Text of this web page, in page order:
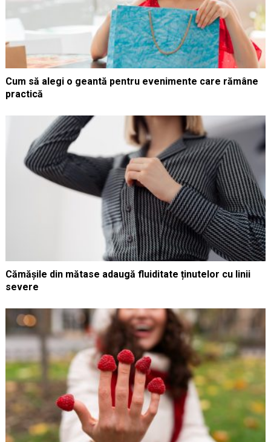
Cum să alegi o geantă pentru evenimente care rămâne
practică
Cămășile din mătase adaugă fluiditate ținutelor cu linii
severe